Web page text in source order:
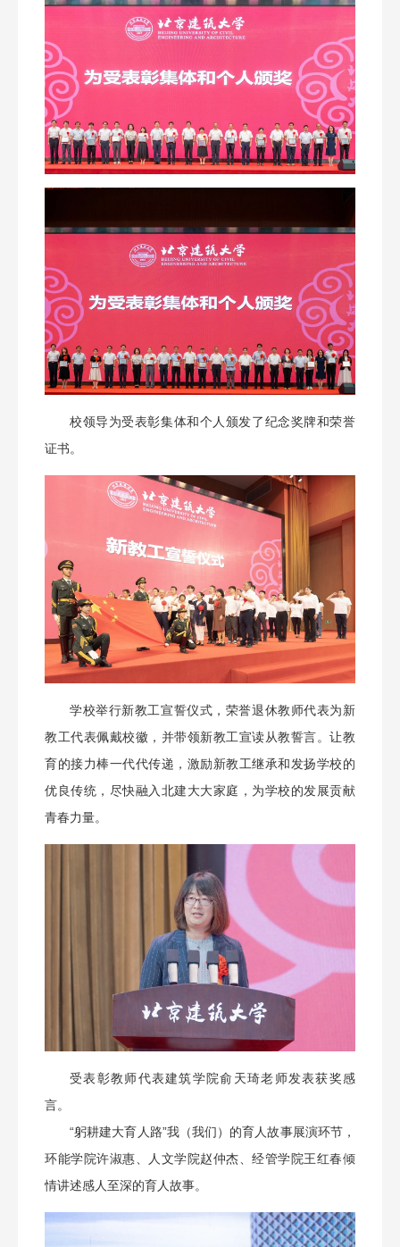
校领导为受表彰集体和个人颁发了纪念奖牌和荣誉
证书。
学校举行新教工宣誓仪式，荣誉退休教师代表为新
教工代表佩戴校徽，并带领新教工宣读从教誓言。让教
育的接力棒一代代传递，激励新教工继承和发扬学校的
优良传统，尽快融入北建大大家庭，为学校的发展贡献
青春力量。
受表彰教师代表建筑学院俞天琦老师发表获奖感
言。
“躬耕建大育人路”我（我们）的育人故事展演环节，
环能学院许淑惠、人文学院赵仲杰、经管学院王红春倾
情讲述感人至深的育人故事。